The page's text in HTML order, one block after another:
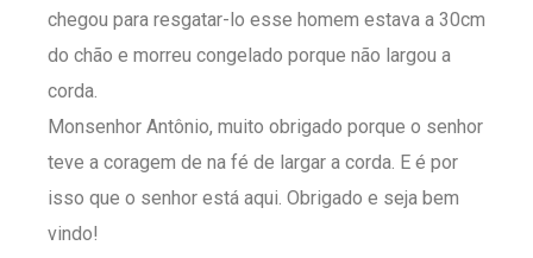
chegou para resgatar-lo esse homem estava a 30cm
do chão e morreu congelado porque não largou a
corda.
Monsenhor Antônio, muito obrigado porque o senhor
teve a coragem de na fé de largar a corda. E é por
isso que o senhor está aqui. Obrigado e seja bem
vindo!